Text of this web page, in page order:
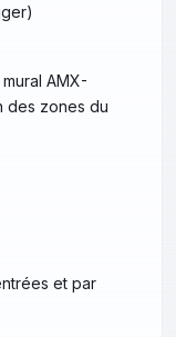
AMX-
des zones du
et par